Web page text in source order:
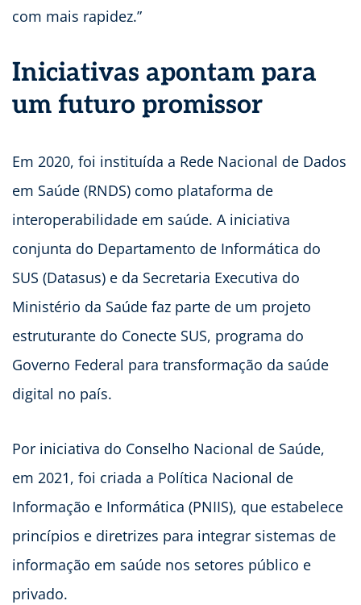
com mais rapidez.”
Iniciativas apontam para
um futuro promissor
Em 2020, foi instituída a Rede Nacional de Dados
em Saúde (RNDS) como plataforma de
interoperabilidade em saúde. A iniciativa
conjunta do Departamento de Informática do
SUS (Datasus) e da Secretaria Executiva do
Ministério da Saúde faz parte de um projeto
estruturante do Conecte SUS, programa do
Governo Federal para transformação da saúde
digital no país.
Por iniciativa do Conselho Nacional de Saúde,
em 2021, foi criada a Política Nacional de
Informação e Informática (PNIIS), que estabelece
princípios e diretrizes para integrar sistemas de
informação em saúde nos setores público e
privado.